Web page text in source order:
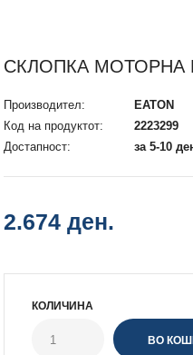
СКЛОПКА МОТОРНА
Производител:
EATON
Код на продуктот:
2223299
Достапност:
за 5-10
2.674 ден.
КОЛИЧИНА